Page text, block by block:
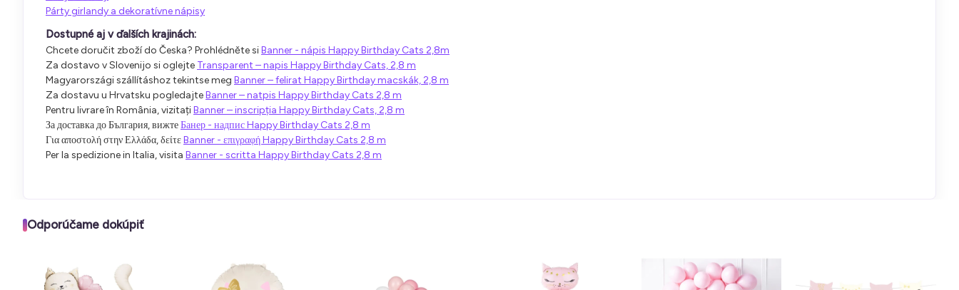
Párty girlandy a dekoratívne nápisy
Dostupné aj v ďalších krajinách:
Chcete doručit zboží do Česka? Prohlédněte siBanner - nápis Happy Birthday Cats 2,8m
Za dostavo v Slovenijo si oglejte Transparent – napis Happy Birthday Cats, 2,8 m
Magyarországi szállításhoz tekintse meg Banner – felirat Happy Birthday macskák, 2,8 m
Za dostavu u Hrvatsku pogledajteBanner – natpis Happy Birthday Cats 2,8 m
Pentru livrare în România, vizitațiBanner – inscripția Happy Birthday Cats, 2,8 m
За доставка до България, вижтеБанер - надпис Happy Birthday Cats 2,8 m
Για αποστολή στην Ελλάδα, δείτεBanner - επιγραφή Happy Birthday Cats 2,8 m
Per la spedizione in Italia, visita Banner - scritta Happy Birthday Cats 2,8 m
Odporúčame dokúpiť